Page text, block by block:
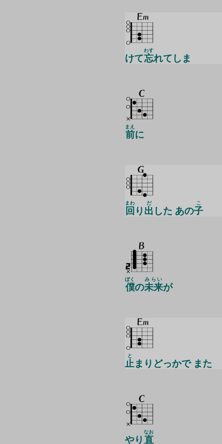
けて忘
わす
れてしま
前
まえ
に
回
まわ
り 出
だ
した あの子
こ
僕
ぼく
の未来
みらい
が
止
と
まりどっかで また
やり 直
なお